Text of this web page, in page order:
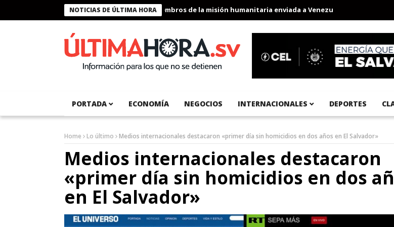
NOTICIAS DE ÚLTIMA HORA
Presidente Bukele condecora a miembros de la misión humanitaria enviada a Venezuela Aeropuerto
PORTADA ECONOMÍA NEGOCIOS INTERNACIONALES DEPORTES
Home Lo último Medios internacionales destacaron «primer día sin homicidios en dos años en El Salvador»
Medios internacionales destacaron
«primer día sin homicidios en dos
en El Salvador»